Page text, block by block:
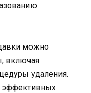
можно
включая
удаления.
эффективных